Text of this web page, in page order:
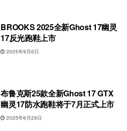
BROOKS 2025全新Ghost 17幽灵
17反光跑鞋上市
2025年9月6日
布鲁克斯25款全新Ghost 17 GTX
幽灵17防水跑鞋将于7月正式上市
2025年6月29日